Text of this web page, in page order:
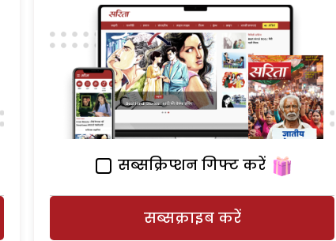
सब्सक्रिप्शन गिफ्ट करें
सब्सक्राइब करें